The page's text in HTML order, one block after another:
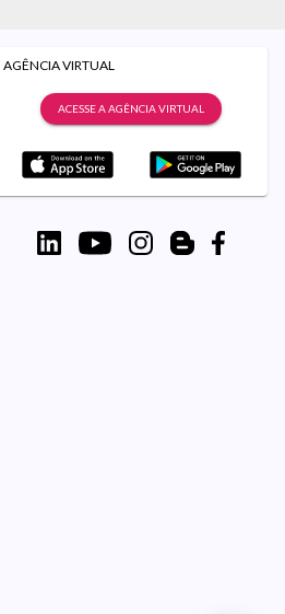
AGÊNCIA VIRTUAL
ACESSE A AGÊNCIA VIRTUAL